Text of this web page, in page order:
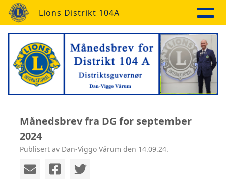
Lions Distrikt 104A
Månedsbrev fra DG for september
2024
Publisert av Dan-Viggo Vårum den 14.09.24.